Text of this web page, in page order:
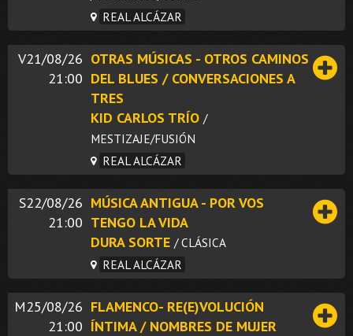
REAL ALCÁZAR
V21/08/26
21:00
OTRAS MÚSICAS - OTROS CAMINOS
DEL BLUES / CONVERSACIONES A
TRES
KID CARLOS TRÍO /
MESTIZAJE/FUSIÓN
REAL ALCÁZAR
S22/08/26
21:00
MÚSICA ANTIGUA - POR VOS
TENGO LA VIDA
DURA SORTE / CLÁSICA
REAL ALCÁZAR
M25/08/26
21:00
FLAMENCO- RE(E)VOLUCIÓN
ÍNTIMA / NOMBRES DE MUJER